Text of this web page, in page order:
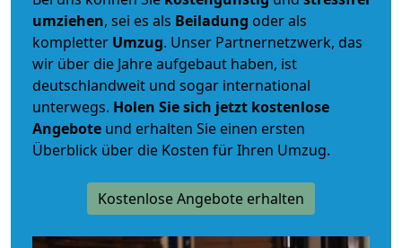
umziehen, sei es als Beiladung oder als
kompletter Umzug. Unser Partnernetzwerk, das
wir über die Jahre aufgebaut haben, ist
deutschlandweit und sogar international
unterwegs. Holen Sie sich jetzt kostenlose
Angebote und erhalten Sie einen ersten
Überblick über die Kosten für Ihren Umzug.
Kostenlose Angebote erhalten